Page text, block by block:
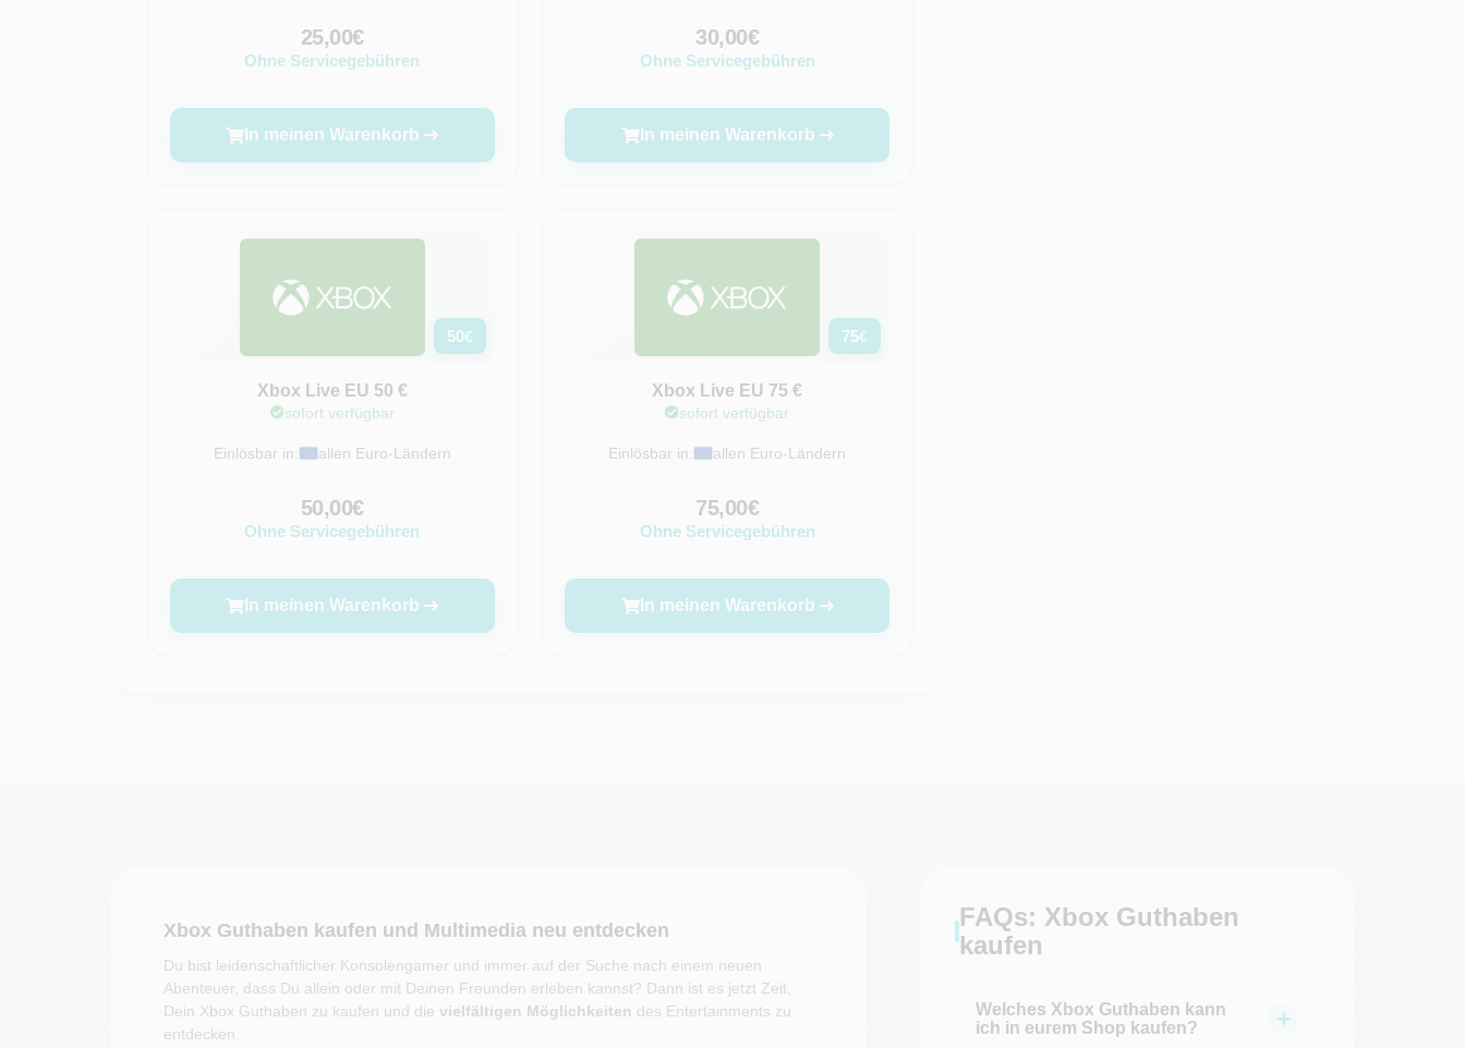
25,00€
Ohne Servicegebühren
In meinen Warenkorb
30,00€
Ohne Servicegebühren
In meinen Warenkorb
50€
Xbox Live EU 50 €
sofort verfügbar
Einlösbar in: allen Euro-Ländern
50,00€
Ohne Servicegebühren
In meinen Warenkorb
75€
Xbox Live EU 75 €
sofort verfügbar
Einlösbar in: allen Euro-Ländern
75,00€
Ohne Servicegebühren
In meinen Warenkorb
Xbox Guthaben kaufen und Multimedia neu entdecken
Du bist leidenschaftlicher Konsolengamer und immer auf der Suche nach einem neuen
Abenteuer, dass Du allein oder mit Deinen Freunden erleben kannst? Dann ist es jetzt Zeit,
Dein Xbox Guthaben zu kaufen und die vielfältigen Möglichkeiten des Entertainments zu
entdecken.
FAQs: Xbox Guthaben
kaufen
Welches Xbox Guthaben kann
ich in eurem Shop kaufen?